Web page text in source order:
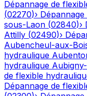
Dépannage de
(02270)›
sous-Laon (02840)›
Attilly (02490)›
Aubencheul-aux-
hydraulique
hydraulique
de flexible
Dépannage de